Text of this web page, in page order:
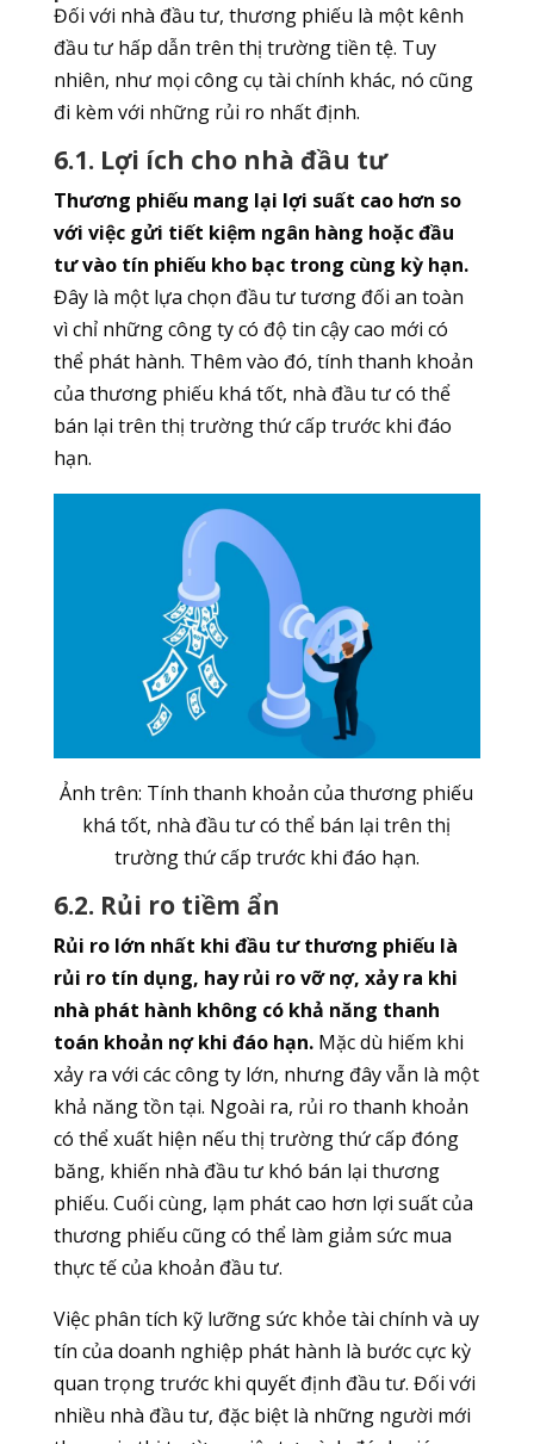
Đối với nhà đầu tư, thương phiếu là một kênh
đầu tư hấp dẫn trên thị trường tiền tệ. Tuy
nhiên, như mọi công cụ tài chính khác, nó cũng
đi kèm với những rủi ro nhất định.
6.1. Lợi ích cho nhà đầu tư
Thương phiếu mang lại lợi suất cao hơn so
với việc gửi tiết kiệm ngân hàng hoặc đầu
tư vào tín phiếu kho bạc trong cùng kỳ hạn.
Đây là một lựa chọn đầu tư tương đối an toàn
vì chỉ những công ty có độ tin cậy cao mới có
thể phát hành. Thêm vào đó, tính thanh khoản
của thương phiếu khá tốt, nhà đầu tư có thể
bán lại trên thị trường thứ cấp trước khi đáo
hạn.
Ảnh trên: Tính thanh khoản của thương phiếu
khá tốt, nhà đầu tư có thể bán lại trên thị
trường thứ cấp trước khi đáo hạn.
6.2. Rủi ro tiềm ẩn
Rủi ro lớn nhất khi đầu tư thương phiếu là
rủi ro tín dụng, hay rủi ro vỡ nợ, xảy ra khi
nhà phát hành không có khả năng thanh
toán khoản nợ khi đáo hạn.Mặc dù hiếm khi
xảy ra với các công ty lớn, nhưng đây vẫn là một
khả năng tồn tại. Ngoài ra, rủi ro thanh khoản
có thể xuất hiện nếu thị trường thứ cấp đóng
băng, khiến nhà đầu tư khó bán lại thương
phiếu. Cuối cùng, lạm phát cao hơn lợi suất của
thương phiếu cũng có thể làm giảm sức mua
thực tế của khoản đầu tư.
Việc phân tích kỹ lưỡng sức khỏe tài chính và uy
tín của doanh nghiệp phát hành là bước cực kỳ
quan trọng trước khi quyết định đầu tư. Đối với
nhiều nhà đầu tư, đặc biệt là những người mới